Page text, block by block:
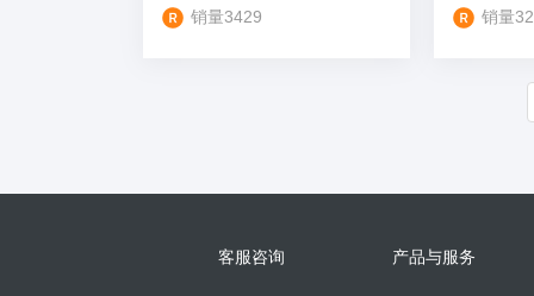
销量3429 销量
客服咨询 产品与服务